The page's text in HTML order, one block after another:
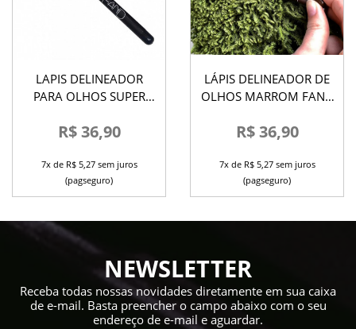
LAPIS DELINEADOR
PARA OLHOS SUPER
FAND.
R$ 36,90
7x de R$ 5,27 sem juros
(pagseguro)
LÁPIS DELINEADOR DE
OLHOS MARROM FAND
R$ 36,90
7x de R$ 5,27 sem juros
(pagseguro)
NEWSLETTER
Receba todas nossas novidades diretamente em sua caixa
de e-mail. Basta preencher o campo abaixo com o seu
endereço de e-mail e aguardar.